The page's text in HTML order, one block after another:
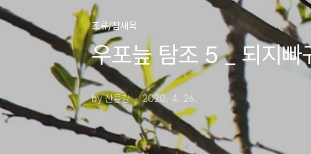
조류/참새목
우포늪 탐조 5 _ 되지빠
by 산들강 2020. 4. 26.